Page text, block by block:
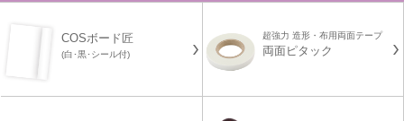
COSボード匠
(白･黒･シール付)
超強力 造形・布用両面テープ
両面ピタック